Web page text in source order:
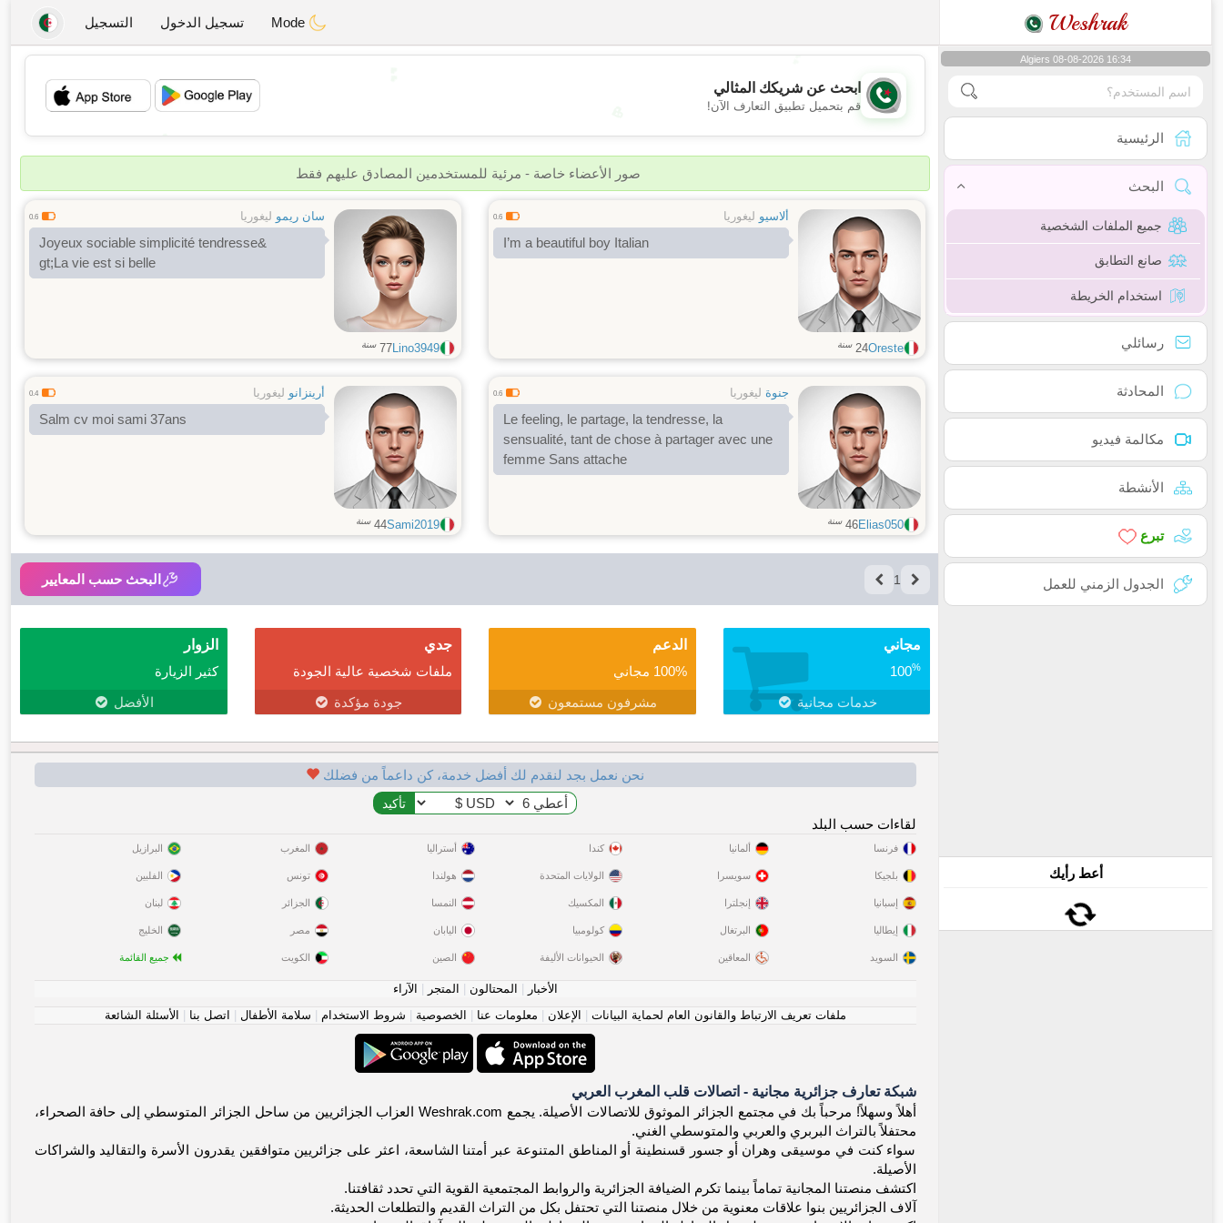
Weshrak تسجيل الدخول التسجيل
Algiers 08-08-2026 16:34
الرئيسية
البحث
جميع الملفات الشخصية
صانع التطابق
استخدام الخريطة
رسائلي
المحادثة
مكالمة فيديو
الأنشطة
تبرع
الجدول الزمني للعمل
أعط رأيك
💖
💕
ابحث عن شريكك المثالي
قم بتحميل تطبيق التعارف الآن!
صور الأعضاء خاصة - مرئية للمستخدمين المصادق عليهم فقط
ألاسيو ليغوريا 0.6
I’m a beautiful boy Italian
Oreste
24 سنة
سان ريمو ليغوريا 0.6
Joyeux sociable simplicité tendresse&
gt;La vie est si belle
Lino3949
77 سنة
جنوة ليغوريا 0.6
Le feeling, le partage, la tendresse, la
sensualité, tant de chose à partager avec une
femme Sans attache
Elias050
46 سنة
أرينزانو ليغوريا 0.4
Salm cv moi sami 37ans
Sami2019
44 سنة
1 البحث حسب المعايير
مجاني
100%
خدمات مجانية
الدعم
100% مجاني
مشرفون مستمعون
جدي
ملفات شخصية عالية الجودة
جودة مؤكدة
الزوار
كثير الزيارة
الأفضل
نحن نعمل بجد لنقدم لك أفضل خدمة، كن داعماً من فضلك
لقاءات حسب البلد
فرنسا
بلجيكا
إسبانيا
إيطاليا
السويد
ألمانيا
سويسرا
إنجلترا
البرتغال
المعاقين
كندا
الولايات المتحدة
المكسيك
كولومبيا
الحيوانات الأليفة
أستراليا
هولندا
النمسا
اليابان
الصين
المغرب
تونس
الجزائر
مصر
الكويت
البرازيل
الفلبين
لبنان
الخليج
جميع القائمة
الأخبار المحتالون المتجر
الآراء
ملفات تعريف الارتباط والقانون العام لحماية البيانات
الإعلان معلومات عنا الخصوصية شروط الاستخدام سلامة الأطفال اتصل بنا الأسئلة الشائعة
شبكة تعارف جزائرية مجانية - اتصالات قلب المغرب العربي
أهلاً وسهلاً! مرحباً بك في مجتمع الجزائر الموثوق للاتصالات الأصيلة. يجمع Weshrak.com العزاب الجزائريين من ساحل الجزائر المتوسطي إلى حافة الصحراء،
محتفلاً بالتراث البربري والعربي والمتوسطي الغني.
سواء كنت في موسيقى وهران أو جسور قسنطينة أو المناطق المتنوعة عبر أمتنا الشاسعة، اعثر على جزائريين متوافقين يقدرون الأسرة والتقاليد والشراكات
الأصيلة.
اكتشف منصتنا المجانية تماماً بينما تكرم الضيافة الجزائرية والروابط المجتمعية القوية التي تحدد ثقافتنا.
آلاف الجزائريين بنوا علاقات معنوية من خلال منصتنا التي تحتفل بكل من التراث القديم والتطلعات الحديثة.